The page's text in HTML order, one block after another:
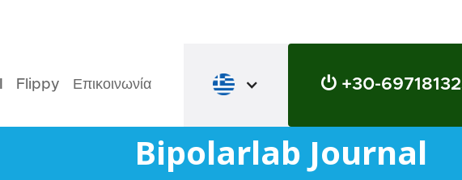
Flippy Επικοινωνία ⏻ +30-
Bipolarlab Journal